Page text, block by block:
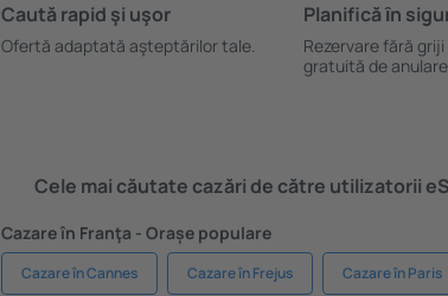
Caută rapid şi uşor
Ofertă adaptată aşteptărilor tale.
Planifică ȋn
Rezervare fără
gratuită de
Cele mai căutate cazări de către utilizatorii
Cazare în Franţa - Orașe populare
Cazare în Cannes Cazare în Frejus Cazare în Paris